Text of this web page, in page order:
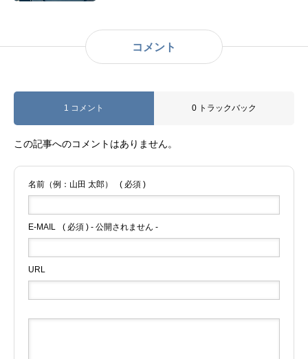
コメント
1 コメント 0 トラックバック
この記事へのコメントはありません。
名前（例：山田 太郎） ( 必須 )
E-MAIL ( 必須 ) - 公開されません -
URL